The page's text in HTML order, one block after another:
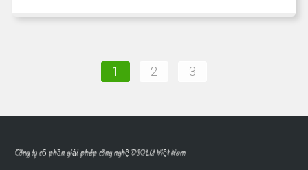
1 2 3
Công ty cổ phần giải pháp công nghệ DSOLU Việt Nam